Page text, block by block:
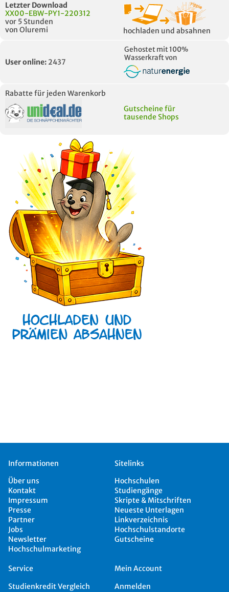
Letzter Download
XX00-EBW-PY1-220312
vor 5 Stunden
von Oluremi
hochladen und absahnen
User online: 2437
Gehostet mit 100%
Wasserkraft von
Rabatte für jeden Warenkorb
Gutscheine für
tausende Shops
Informationen
Über uns
Kontakt
Impressum
Presse
Partner
Jobs
Newsletter
Hochschulmarketing
Sitelinks
Hochschulen
Studiengänge
Skripte & Mitschriften
Neueste Unterlagen
Linkverzeichnis
Hochschulstandorte
Gutscheine
Service
Studienkredit Vergleich
Mein Account
Anmelden